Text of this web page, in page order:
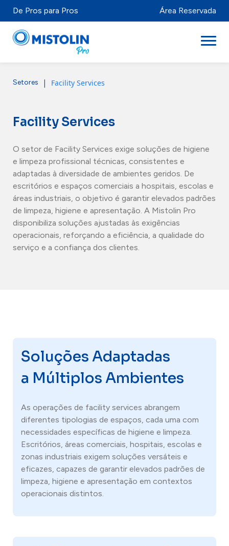
De Pros para Pros Área Reservada
Setores
Sobre Nós
Recursos
Distribuidores
Contactos
Setores | Facility Services
Facility Services
O setor de Facility Services exige soluções de higiene
e limpeza profissional técnicas, consistentes e
adaptadas à diversidade de ambientes geridos. De
escritórios e espaços comerciais a hospitais, escolas e
áreas industriais, o objetivo é garantir elevados padrões
de limpeza, higiene e apresentação. A Mistolin Pro
disponibiliza soluções ajustadas às exigências
operacionais, reforçando a eficiência, a qualidade do
serviço e a confiança dos clientes.
Soluções Adaptadas
a Múltiplos Ambientes
As operações de facility services abrangem
diferentes tipologias de espaços, cada uma com
necessidades específicas de higiene e limpeza.
Escritórios, áreas comerciais, hospitais, escolas e
zonas industriais exigem soluções versáteis e
eficazes, capazes de garantir elevados padrões de
limpeza, higiene e apresentação em contextos
operacionais distintos.